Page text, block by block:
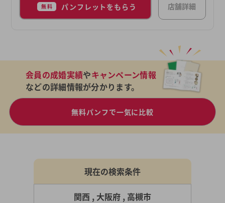
無料 パンフレットをもらう 店舗詳細
会員の成婚実績やキャンペーン情報
などの詳細情報が分かります。
無料パンフで一気に比較
現在の検索条件
関西 , 大阪府 , 高槻市